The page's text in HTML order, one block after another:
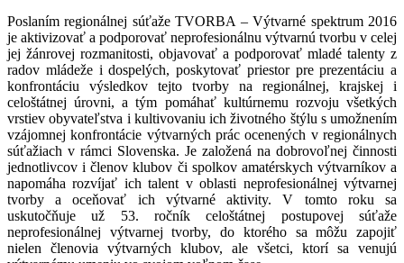
Poslaním regionálnej súťaže TVORBA – Výtvarné spektrum 2016
je aktivizovať a podporovať neprofesionálnu výtvarnú tvorbu v celej
jej žánrovej rozmanitosti, objavovať a podporovať mladé talenty z
radov mládeže i dospelých, poskytovať priestor pre prezentáciu a
konfrontáciu výsledkov tejto tvorby na regionálnej, krajskej i
celoštátnej úrovni, a tým pomáhať kultúrnemu rozvoju všetkých
vrstiev obyvateľstva i kultivovaniu ich životného štýlu s umožnením
vzájomnej konfrontácie výtvarných prác ocenených v regionálnych
súťažiach v rámci Slovenska. Je založená na dobrovoľnej činnosti
jednotlivcov i členov klubov či spolkov amatérskych výtvarníkov a
napomáha rozvíjať ich talent v oblasti neprofesionálnej výtvarnej
tvorby a oceňovať ich výtvarné aktivity. V tomto roku sa
uskutočňuje už 53. ročník celoštátnej postupovej súťaže
neprofesionálnej výtvarnej tvorby, do ktorého sa môžu zapojiť
nielen členovia výtvarných klubov, ale všetci, ktorí sa venujú